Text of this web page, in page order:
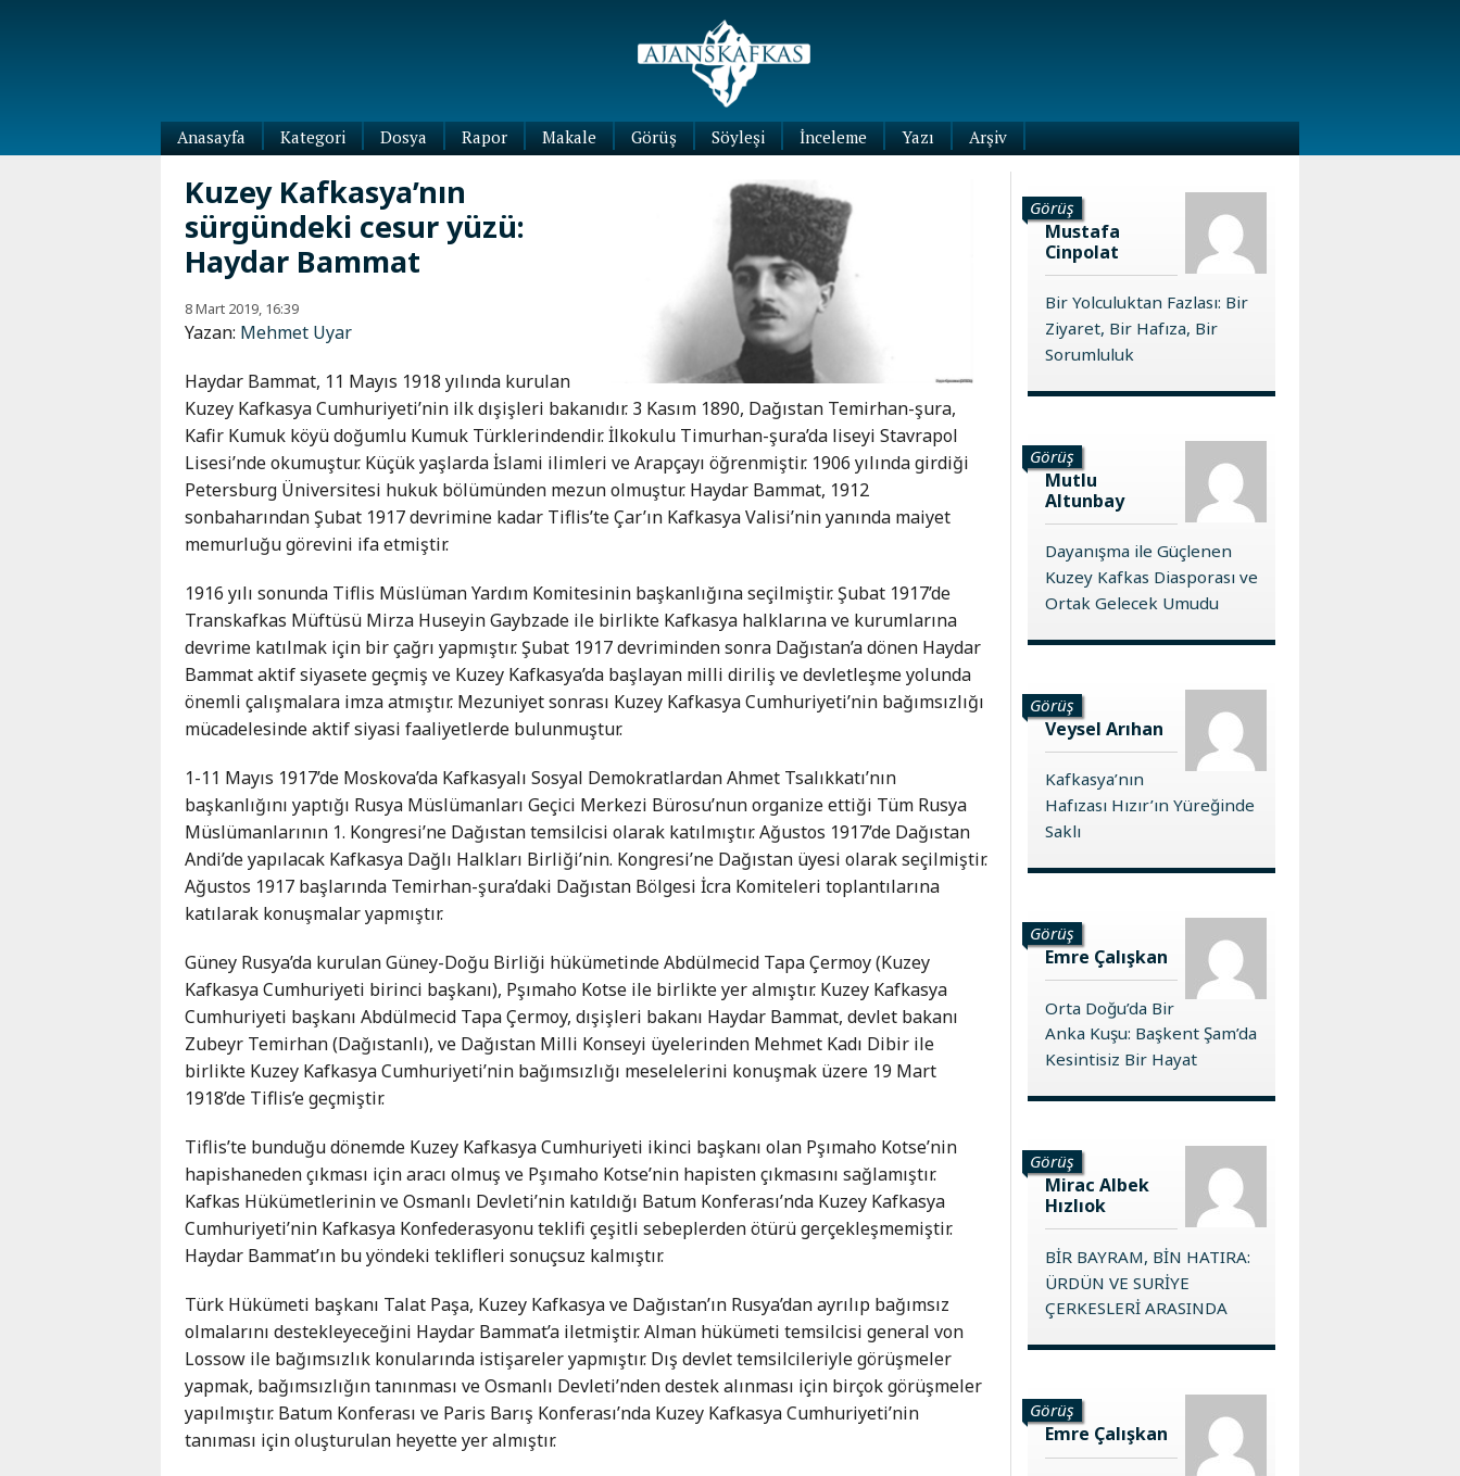
Anasayfa
Kategori
Dünya
Kafkasya
Abhazya
Çeçenya
Dağıstan
Osetya
İnguşetya
Kabardey-
Balkar
Çerkes
Krasnodar
Kray
Kuzey
Osetya
Stavropol
Kray
Kafkas-
Ötesi
Azerbaycan
Ermenistan
Dosya Rapor Makale Görüş Söyleşi İnceleme
Yazı
Arşiv
Kuzey Kafkasya’nın
sürgündeki cesur yüzü:
Haydar Bammat
8 Mart 2019, 16:39
Yazan: Mehmet Uyar
Haydar Bammat, 11 Mayıs 1918 yılında kurulan
Kuzey Kafkasya Cumhuriyeti’nin ilk dışişleri bakanıdır. 3 Kasım 1890, Dağıstan Temirhan-şura,
Kafir Kumuk köyü doğumlu Kumuk Türklerindendir. İlkokulu Timurhan-şura’da liseyi Stavrapol
Lisesi’nde okumuştur. Küçük yaşlarda İslami ilimleri ve Arapçayı öğrenmiştir. 1906 yılında girdiği
Petersburg Üniversitesi hukuk bölümünden mezun olmuştur. Haydar Bammat, 1912
sonbaharından Şubat 1917 devrimine kadar Tiflis’te Çar’ın Kafkasya Valisi’nin yanında maiyet
memurluğu görevini ifa etmiştir.
1916 yılı sonunda Tiflis Müslüman Yardım Komitesinin başkanlığına seçilmiştir. Şubat 1917’de
Transkafkas Müftüsü Mirza Huseyin Gaybzade ile birlikte Kafkasya halklarına ve kurumlarına
devrime katılmak için bir çağrı yapmıştır. Şubat 1917 devriminden sonra Dağıstan’a dönen Haydar
Bammat aktif siyasete geçmiş ve Kuzey Kafkasya’da başlayan milli diriliş ve devletleşme yolunda
önemli çalışmalara imza atmıştır. Mezuniyet sonrası Kuzey Kafkasya Cumhuriyeti’nin bağımsızlığı
mücadelesinde aktif siyasi faaliyetlerde bulunmuştur.
1-11 Mayıs 1917’de Moskova’da Kafkasyalı Sosyal Demokratlardan Ahmet Tsalıkkatı’nın
başkanlığını yaptığı Rusya Müslümanları Geçici Merkezi Bürosu’nun organize ettiği Tüm Rusya
Müslümanlarının 1. Kongresi’ne Dağıstan temsilcisi olarak katılmıştır. Ağustos 1917’de Dağıstan
Andi’de yapılacak Kafkasya Dağlı Halkları Birliği’nin. Kongresi’ne Dağıstan üyesi olarak seçilmiştir.
Ağustos 1917 başlarında Temirhan-şura’daki Dağıstan Bölgesi İcra Komiteleri toplantılarına
katılarak konuşmalar yapmıştır.
Güney Rusya’da kurulan Güney-Doğu Birliği hükümetinde Abdülmecid Tapa Çermoy (Kuzey
Kafkasya Cumhuriyeti birinci başkanı), Pşımaho Kotse ile birlikte yer almıştır. Kuzey Kafkasya
Cumhuriyeti başkanı Abdülmecid Tapa Çermoy, dışişleri bakanı Haydar Bammat, devlet bakanı
Zubeyr Temirhan (Dağıstanlı), ve Dağıstan Milli Konseyi üyelerinden Mehmet Kadı Dibir ile
birlikte Kuzey Kafkasya Cumhuriyeti’nin bağımsızlığı meselelerini konuşmak üzere 19 Mart
1918’de Tiflis’e geçmiştir.
Tiflis’te bunduğu dönemde Kuzey Kafkasya Cumhuriyeti ikinci başkanı olan Pşımaho Kotse’nin
hapishaneden çıkması için aracı olmuş ve Pşımaho Kotse’nin hapisten çıkmasını sağlamıştır.
Kafkas Hükümetlerinin ve Osmanlı Devleti’nin katıldığı Batum Konferası’nda Kuzey Kafkasya
Cumhuriyeti’nin Kafkasya Konfederasyonu teklifi çeşitli sebeplerden ötürü gerçekleşmemiştir.
Haydar Bammat’ın bu yöndeki teklifleri sonuçsuz kalmıştır.
Türk Hükümeti başkanı Talat Paşa, Kuzey Kafkasya ve Dağıstan’ın Rusya’dan ayrılıp bağımsız
olmalarını destekleyeceğini Haydar Bammat’a iletmiştir. Alman hükümeti temsilcisi general von
Lossow ile bağımsızlık konularında istişareler yapmıştır. Dış devlet temsilcileriyle görüşmeler
yapmak, bağımsızlığın tanınması ve Osmanlı Devleti’nden destek alınması için birçok görüşmeler
yapılmıştır. Batum Konferası ve Paris Barış Konferası’nda Kuzey Kafkasya Cumhuriyeti’nin
tanıması için oluşturulan heyette yer almıştır.
Görüş
Mustafa
Cinpolat
Bir Yolculuktan Fazlası: Bir
Ziyaret, Bir Hafıza, Bir
Sorumluluk
Görüş
Mutlu
Altunbay
Dayanışma ile Güçlenen
Kuzey Kafkas Diasporası ve
Ortak Gelecek Umudu
Görüş
Veysel Arıhan
Kafkasya’nın
Hafızası Hızır’ın Yüreğinde
Saklı
Görüş
Emre Çalışkan
Orta Doğu’da Bir
Anka Kuşu: Başkent Şam’da
Kesintisiz Bir Hayat
Görüş
Mirac Albek
Hızlıok
BİR BAYRAM, BİN HATIRA:
ÜRDÜN VE SURİYE
ÇERKESLERİ ARASINDA
Görüş
Emre Çalışkan